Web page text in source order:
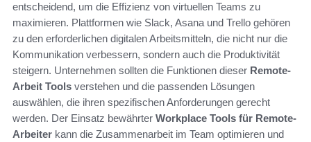
entscheidend, um die Effizienz von virtuellen Teams zu
maximieren. Plattformen wie Slack, Asana und Trello gehören
zu den erforderlichen digitalen Arbeitsmitteln, die nicht nur die
Kommunikation verbessern, sondern auch die Produktivität
steigern. Unternehmen sollten die Funktionen dieser Remote-
Arbeit Tools verstehen und die passenden Lösungen
auswählen, die ihren spezifischen Anforderungen gerecht
werden. Der Einsatz bewährter Workplace Tools für Remote-
Arbeiter kann die Zusammenarbeit im Team optimieren und